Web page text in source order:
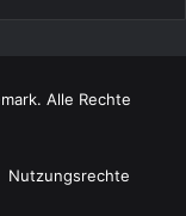
Alle Rechte
Nutzungsrechte